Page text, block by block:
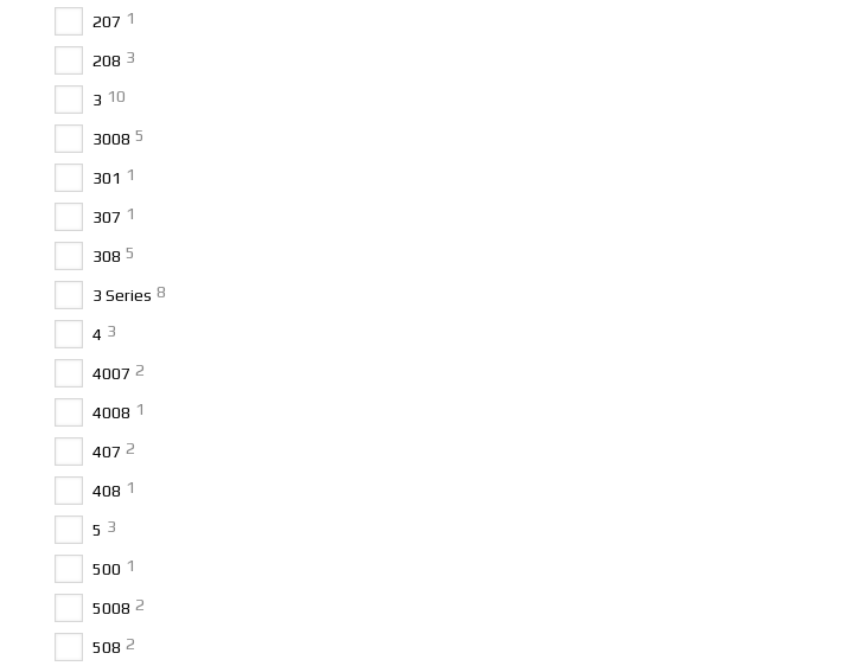
207 1
208 3
3 10
3008 5
301 1
307 1
308 5
3 Series 8
4 3
4007 2
4008 1
407 2
408 1
5 3
500 1
5008 2
508 2